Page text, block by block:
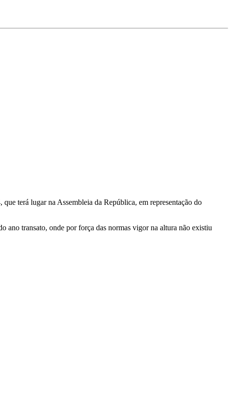
terá lugar na Assembleia da República, em representação do
ano transato, onde por força das normas vigor na altura não existiu